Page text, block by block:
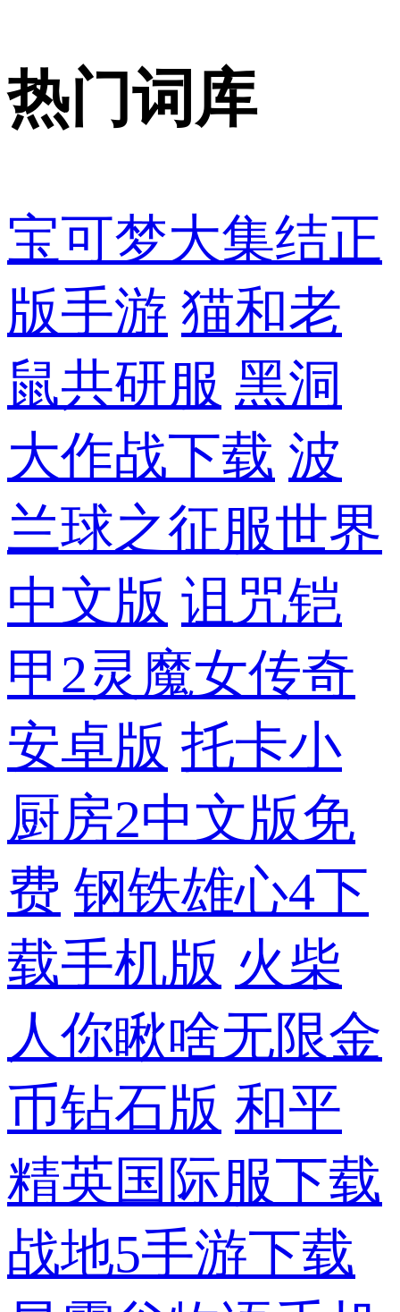
热门词库
宝可梦大集结正
版手游 猫和老
鼠共研服 黑洞
大作战下载 波
兰球之征服世界
中文版 诅咒铠
甲2灵魔女传奇
安卓版 托卡小
厨房2中文版免
费 钢铁雄心4下
载手机版 火柴
人你瞅啥无限金
币钻石版 和平
精英国际服下载
战地5手游下载